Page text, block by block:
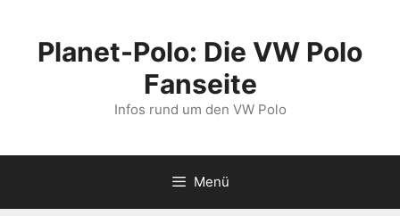
springenPlanet-Polo: Die VW Polo
Fanseite
Infos rund um den VW Polo
Menü